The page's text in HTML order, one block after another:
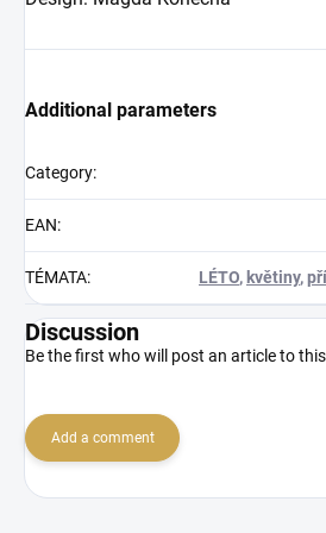
Additional parameters
Category:
EAN:
TÉMATA: LÉTO, květiny,
Discussion
Be the first who will post an article to
Add a comment